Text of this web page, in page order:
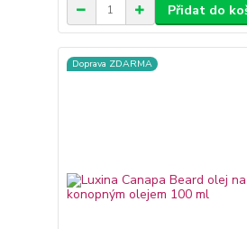
Přidat do
Doprava ZDARMA